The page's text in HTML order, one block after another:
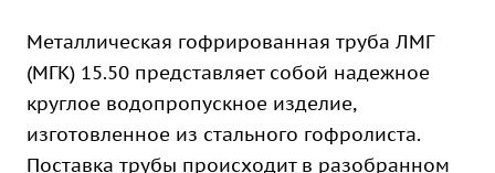
Металлическая гофрированная труба ЛМГ
(МГК) 15.50 представляет собой надежное
круглое водопропускное изделие,
изготовленное из стального гофролиста.
Поставка трубы происходит в разобранном